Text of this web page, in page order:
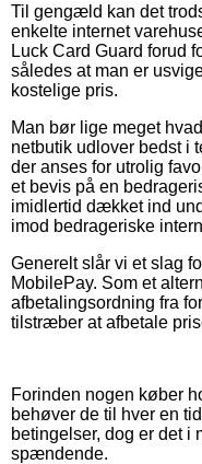
Til gengæld kan det
enkelte internet
Luck Card Guard forud
således at man er
kostelige pris.
Man bør lige meget
netbutik udlover bedst i
der anses for utrolig
et bevis på en
imidlertid dækket ind
imod bedrageriske
Generelt slår vi et slag
MobilePay. Som et
afbetalingsordning fra
tilstræber at afbetale
Forinden nogen køber
behøver de til hver en
betingelser, dog er det
spændende.